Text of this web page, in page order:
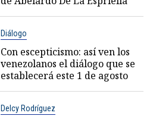
Diálogo
Con escepticismo: así ven los
venezolanos el diálogo que se
establecerá este 1 de agosto
Delcy Rodríguez